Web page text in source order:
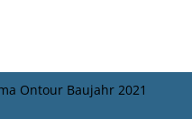
Ontour Baujahr 2021